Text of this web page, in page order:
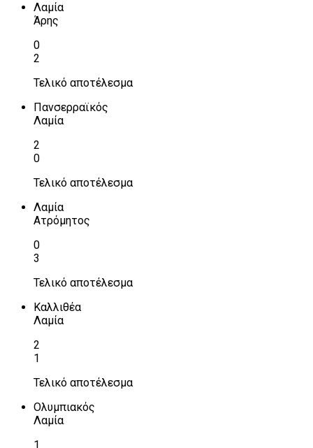
Λαμία
Άρης
0
2
Τελικό αποτέλεσμα
Πανσερραϊκός
Λαμία
2
0
Τελικό αποτέλεσμα
Λαμία
Ατρόμητος
0
3
Τελικό αποτέλεσμα
Καλλιθέα
Λαμία
2
1
Τελικό αποτέλεσμα
Ολυμπιακός
Λαμία
1